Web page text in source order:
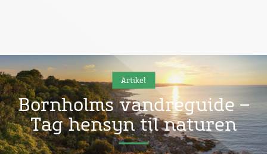
Artikel
Bornholms vandreguide –
Tag hensyn til naturen